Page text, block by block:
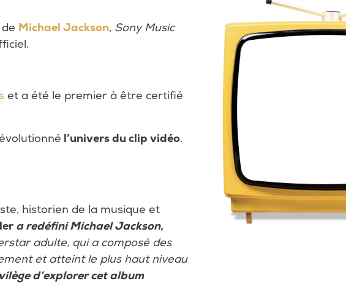
Michael Jackson, Sony Music
et a été le premier à être certifié
l’univers du clip vidéo.
historien de la musique et
a redéfini Michael Jackson,
adulte, qui a composé des
et atteint le plus haut niveau
d’explorer cet album